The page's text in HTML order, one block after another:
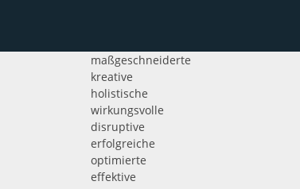
maßgeschneiderte
kreative
holistische
wirkungsvolle
disruptive
erfolgreiche
optimierte
effektive